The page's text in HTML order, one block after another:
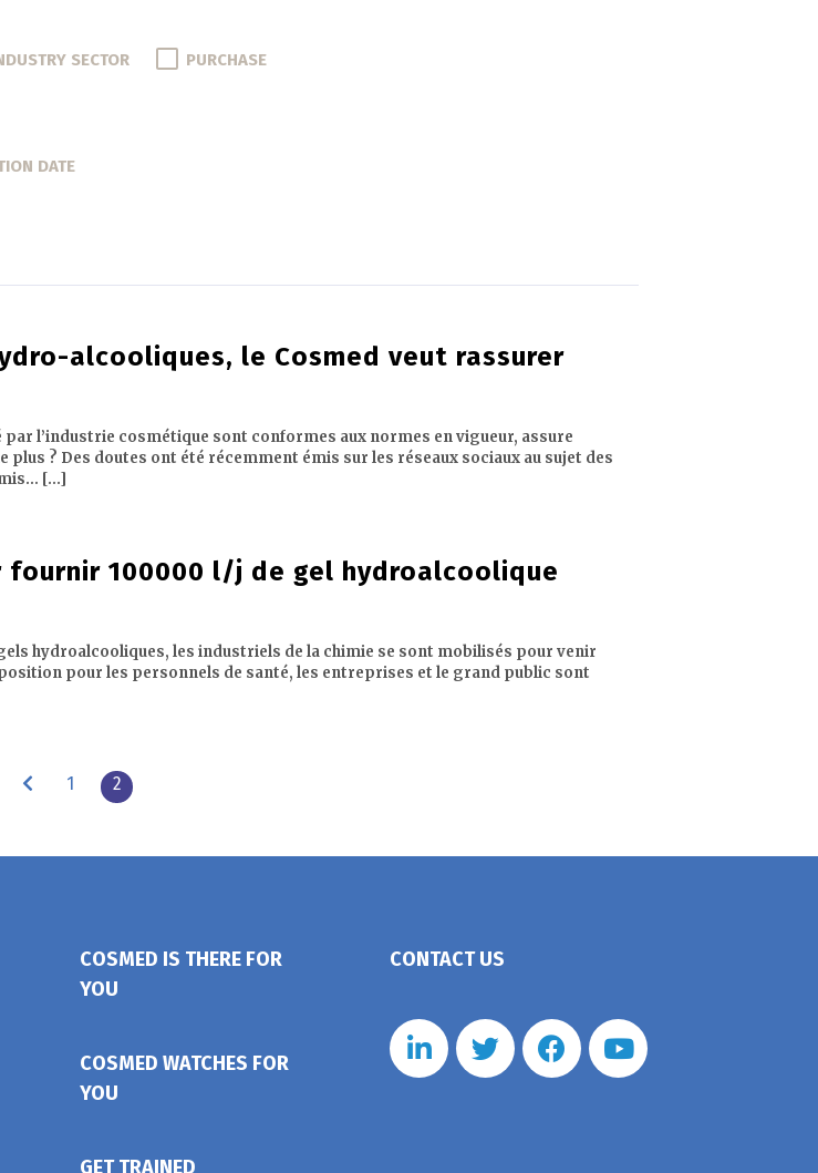
SECTOR PURCHASE
DATE
alcooliques, le Cosmed veut rassurer
l’industrie cosmétique sont conformes aux normes en vigueur, assure
plus ? Des doutes ont été récemment émis sur les réseaux sociaux au sujet des
[...]
fournir 100000 l/j de gel hydroalcoolique
hydroalcooliques, les industriels de la chimie se sont mobilisés pour venir
pour les personnels de santé, les entreprises et le grand public sont
1 2
COSMED IS THERE FOR
YOU
COSMED WATCHES FOR
YOU
GET TRAINED
CONTACT US